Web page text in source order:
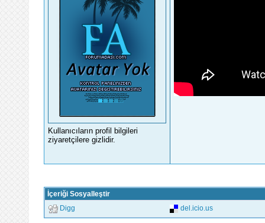
Kullanıcıların profil bilgileri
ziyaretçilere gizlidir.
İçeriği Sosyalleştir
Digg del.icio.us